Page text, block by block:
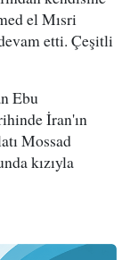
el Mısri
etti. Çeşitli
Ebu
İran'ın
Mossad
kızıyla